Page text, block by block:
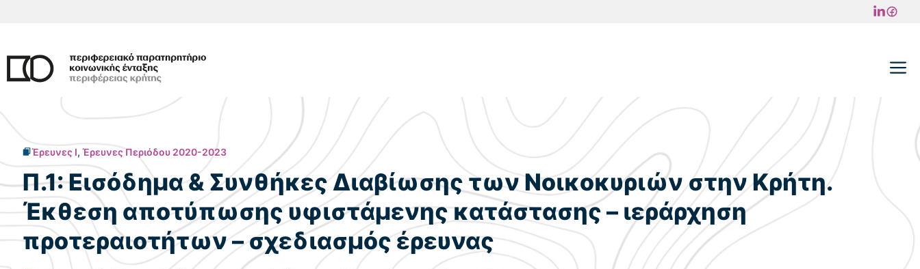
Έρευνες I, Έρευνες Περιόδου 2020-2023
Π.1: Εισόδημα & Συνθήκες Διαβίωσης των Νοικοκυριών στην Κρήτη.
Έκθεση αποτύπωσης υφιστάμενης κατάστασης – ιεράρχηση
προτεραιοτήτων – σχεδιασμός έρευνας